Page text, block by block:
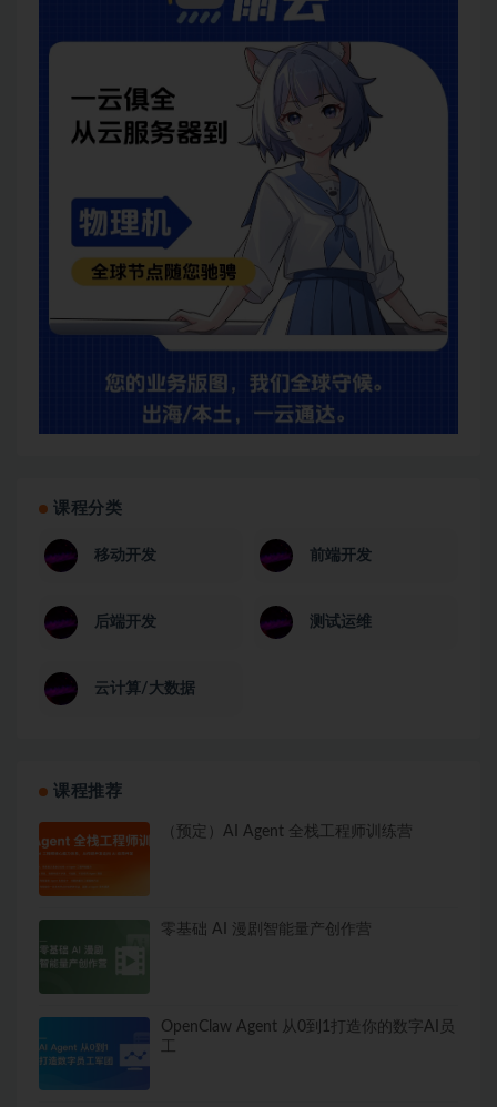
课程分类
移动开发 前端开发
后端开发 测试运维
云计算/大数据
课程推荐
（预定）AI Agent 全栈工程师训练营
零基础 AI 漫剧智能量产创作营
OpenClaw Agent 从0到1打造你的数字AI员